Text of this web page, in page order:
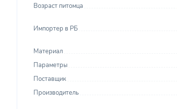
Возраст питомца
Импортер в РБ
Материал
Параметры
Поставщик
Производитель